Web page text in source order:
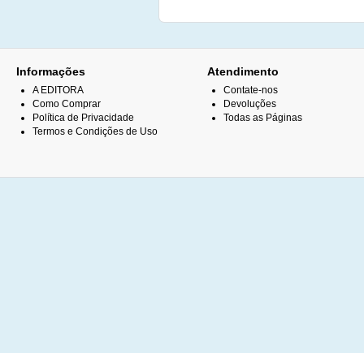
Informações
A EDITORA
Como Comprar
Política de Privacidade
Termos e Condições de Uso
Atendimento
Contate-nos
Devoluções
Todas as Páginas